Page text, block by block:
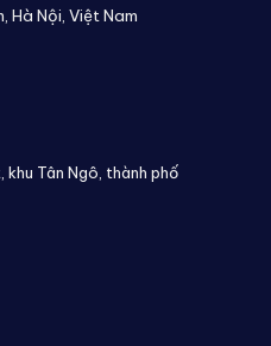
Hà Nội, Việt Nam
Tân Ngô, thành phố